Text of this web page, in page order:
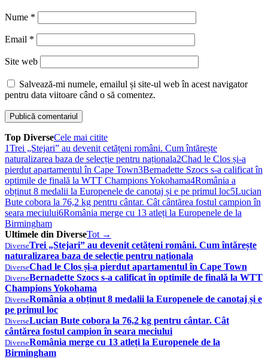
Nume *
Email *
Site web
Salvează-mi numele, emailul și site-ul web în acest navigator
pentru data viitoare când o să comentez.
Top DiverseCele mai citite
1Trei „Stejari” au devenit cetățeni români. Cum întărește
naturalizarea baza de selecție pentru naționala2Chad le Clos și-a
pierdut apartamentul în Cape Town3Bernadette Szocs s-a calificat în
optimile de finală la WTT Champions Yokohama4România a
obținut 8 medalii la Europenele de canotaj și e pe primul loc5Lucian
Bute cobora la 76,2 kg pentru cântar. Cât cântărea fostul campion în
seara meciului6România merge cu 13 atleți la Europenele de la
Birmingham
Ultimele din DiverseTot →
DiverseTrei „Stejari” au devenit cetățeni români. Cum întărește
naturalizarea baza de selecție pentru naționala
DiverseChad le Clos și-a pierdut apartamentul în Cape Town
DiverseBernadette Szocs s-a calificat în optimile de finală la WTT
Champions Yokohama
DiverseRomânia a obținut 8 medalii la Europenele de canotaj și e
pe primul loc
DiverseLucian Bute cobora la 76,2 kg pentru cântar. Cât
cântărea fostul campion în seara meciului
DiverseRomânia merge cu 13 atleți la Europenele de la
Birmingham